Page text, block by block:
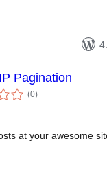
Pagination
(0કુલ
રેટિંગ્સ
)
at your awesome